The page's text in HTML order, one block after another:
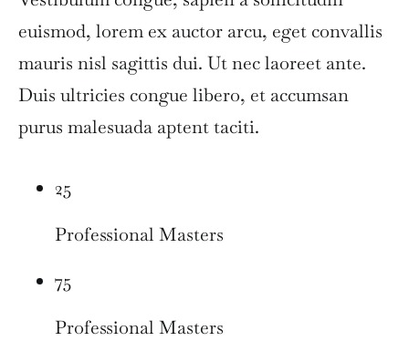
euismod, lorem ex auctor arcu, eget convallis
mauris nisl sagittis dui. Ut nec laoreet ante.
Duis ultricies congue libero, et accumsan
purus malesuada aptent taciti.
25
Professional Masters
75
Professional Masters